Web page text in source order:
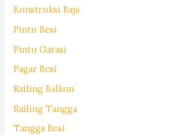
Konstruksi Baja
Pintu Besi
Pintu Garasi
Pagar Besi
Railing Balkon
Railing Tangga
Tangga Besi